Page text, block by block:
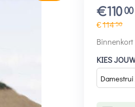
€110 00
€11450
KIES